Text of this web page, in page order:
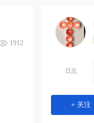
1912
日志
+ 关注